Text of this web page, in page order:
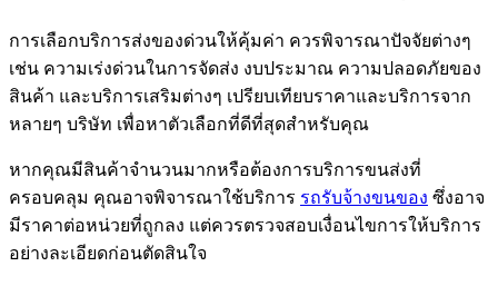
การเลือกบริการส่งของด่วนให้คุ้มค่า ควรพิจารณาปัจจัยต่างๆ
เช่น ความเร่งด่วนในการจัดส่ง งบประมาณ ความปลอดภัยของ
สินค้า และบริการเสริมต่างๆ เปรียบเทียบราคาและบริการจาก
หลายๆ บริษัท เพื่อหาตัวเลือกที่ดีที่สุดสำหรับคุณ
หากคุณมีสินค้าจำนวนมากหรือต้องการบริการขนส่งที่
ครอบคลุม คุณอาจพิจารณาใช้บริการ รถรับจ้างขนของ ซึ่งอาจ
มีราคาต่อหน่วยที่ถูกลง แต่ควรตรวจสอบเงื่อนไขการให้บริการ
อย่างละเอียดก่อนตัดสินใจ